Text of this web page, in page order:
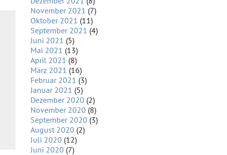
November 2021 (7)
Oktober 2021 (11)
September 2021 (4)
Juni 2021 (5)
Mai 2021 (13)
April 2021 (8)
März 2021 (16)
Februar 2021 (3)
Januar 2021 (5)
Dezember 2020 (2)
November 2020 (8)
September 2020 (3)
August 2020 (2)
Juli 2020 (12)
Juni 2020 (7)